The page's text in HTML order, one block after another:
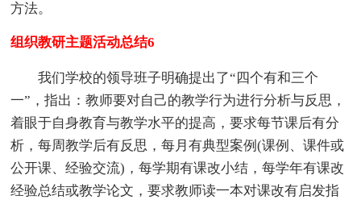
方法。
组织教研主题活动总结6
我们学校的领导班子明确提出了“四个有和三个
一”，指出：教师要对自己的教学行为进行分析与反思，
着眼于自身教育与教学水平的提高，要求每节课后有分
析，每周教学后有反思，每月有典型案例(课例、课件或
公开课、经验交流)，每学期有课改小结，每学年有课改
经验总结或教学论文，要求教师读一本对课改有启发指